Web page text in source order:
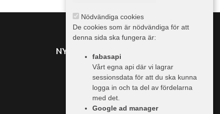
NYHETER FRÅN TRAILER
MER INFO
Vi använder cookies
Nödvändiga cookies
De cookies som är nödvändiga för att
denna sida ska fungera är:
fabasapi
Vårt egna api där vi lagrar
sessionsdata för att du ska kunna
logga in och ta del av fördelarna
med det.
Google ad manager